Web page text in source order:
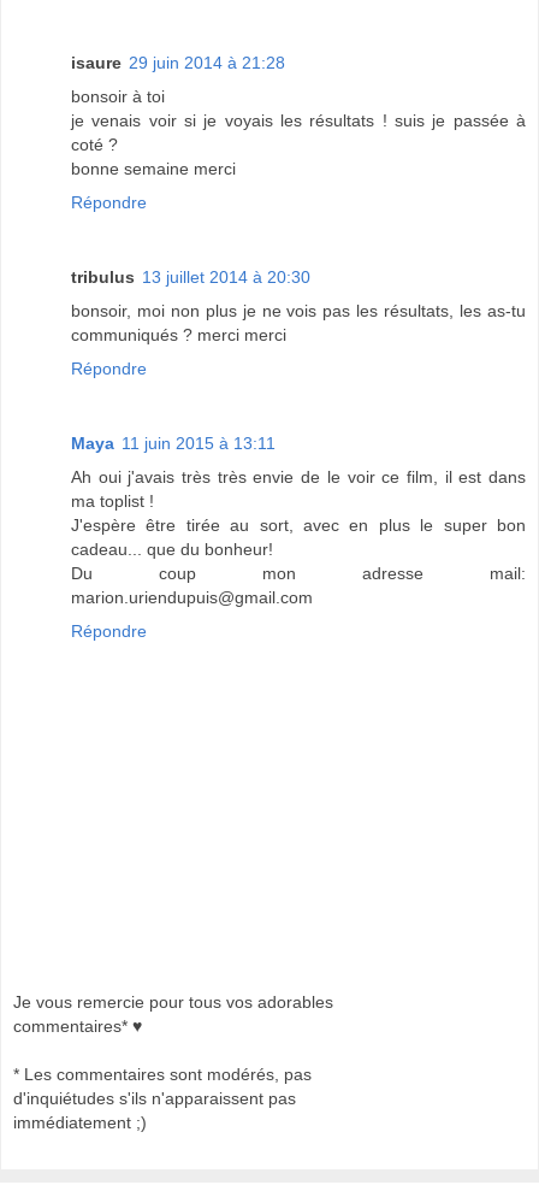
isaure 29 juin 2014 à 21:28
bonsoir à toi
je venais voir si je voyais les résultats ! suis je passée à
coté ?
bonne semaine merci
Répondre
tribulus 13 juillet 2014 à 20:30
bonsoir, moi non plus je ne vois pas les résultats, les as-tu
communiqués ? merci merci
Répondre
Maya 11 juin 2015 à 13:11
Ah oui j'avais très très envie de le voir ce film, il est dans
ma toplist !
J'espère être tirée au sort, avec en plus le super bon
cadeau... que du bonheur!
Du coup mon adresse mail:
marion.uriendupuis@gmail.com
Répondre
Je vous remercie pour tous vos adorables
commentaires* ♥
* Les commentaires sont modérés, pas
d'inquiétudes s'ils n'apparaissent pas
immédiatement ;)